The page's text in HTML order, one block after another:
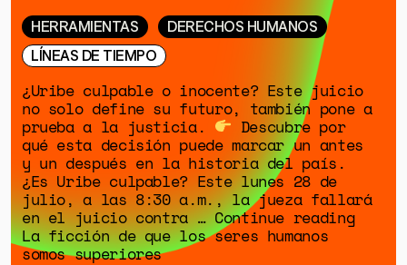
HERRAMIENTAS
DERECHOS HUMANOS
LÍNEAS DE TIEMPO
¿Uribe culpable o inocente? Este juicio
no solo define su futuro, también pone a
prueba a la justicia.
Descubre por
qué esta decisión puede marcar un antes
y un después en la historia del país.
¿Es Uribe culpable? Este lunes 28 de
julio, a las 8:30 a.m., la jueza fallará
en el juicio contra … Continue reading
La ficción de que los seres humanos
somos superiores